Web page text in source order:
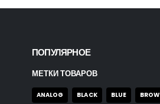
ПОПУЛЯРНОЕ
МЕТКИ ТОВАРОВ
ANALOG BLACK BLUE